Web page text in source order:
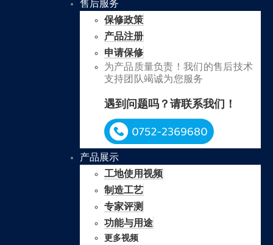
售后服务
保修政策
产品注册
申请保修
为产品质量负责！我们的售后技术
支持团队竭诚为您服务
遇到问题吗？请联系我们！
产品展示
工地使用视频
制造工艺
专家评测
功能与用途
更多视频